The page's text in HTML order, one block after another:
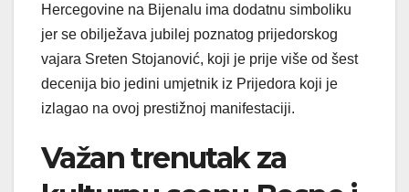
Hercegovine na Bijenalu ima dodatnu simboliku
jer se obilježava jubilej poznatog prijedorskog
vajara Sreten Stojanović, koji je prije više od šest
decenija bio jedini umjetnik iz Prijedora koji je
izlagao na ovoj prestižnoj manifestaciji.
Važan trenutak za